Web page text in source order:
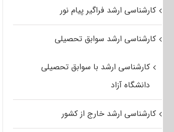
کارشناسی ارشد فراگیر پیام نور
کارشناسی ارشد سوابق تحصیلی
کارشناسی ارشد با سوابق تحصیلی
دانشگاه آزاد
کارشناسی ارشد خارج از کشور